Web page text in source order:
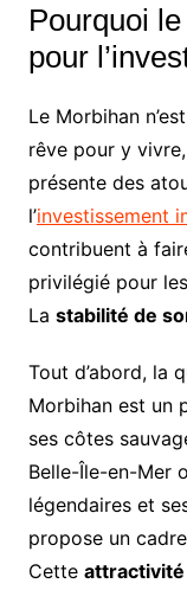
Pourquoi
pour
Le Morbihan
rêve pour y
présente des
l’investissement
contribuent à
privilégié pour
La stabilité de
Tout d’abord, la
Morbihan est un
ses côtes
Belle-Île-en-Mer
légendaires et
propose un
Cette